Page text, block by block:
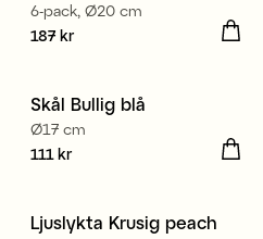
6-pack, Ø20 cm
Pris :187 kr
187 kr
Skål Bullig blå
Ø17 cm
Pris:111 kr
111 kr
Ljuslykta Krusig peach